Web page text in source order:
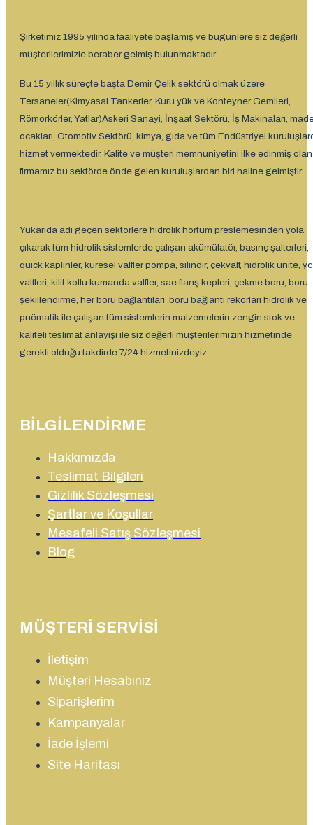
Şirketimiz 1995 yılında faaliyete başlamış ve bugünlere siz değerli
müşterilerimizle beraber gelmiş bulunmaktadır.
Bu 15 yıllık süreçte başta Demir Çelik sektörü olmak üzere
Tersaneler(Kimyasal Tankerler, Kuru yük ve Konteyner Gemileri,
Römorkörler, Yatlar)Askeri Sanayi, İnşaat Sektörü, İş Makinaları,
ocakları, Otomotiv Sektörü, kimya, gıda ve tüm Endüstriyel
hizmet vermektedir. Kalite ve müşteri memnuniyetini ilke edinmiş olan
firmamız bu sektörde önde gelen kuruluşlardan biri haline gelmiştir.
Yukarıda adı geçen sektörlere hidrolik hortum preslemesinden yola
çıkarak tüm hidrolik sistemlerde çalışan akümülatör, basınç şalterleri,
quick kaplinler, küresel valfler pompa, silindir, çekvalf, hidrolik ünite,
valfleri, kilit kollu kumanda valfler, sae flanş kepleri, çekme boru, boru
şekillendirme, her boru bağlantıları ,boru bağlantı rekorları hidrolik ve
pnömatik ile çalışan tüm sistemlerin malzemelerin zengin stok ve
kaliteli teslimat anlayışı ile siz değerli müşterilerimizin hizmetinde
gerekli olduğu takdirde 7/24 hizmetinizdeyiz.
BILGILENDIRME
Hakkımızda
Teslimat Bilgileri
Gizlilik Sözleşmesi
Şartlar ve Koşullar
Mesafeli Satış Sözleşmesi
Blog
MÜŞTERI SERVISI
İletişim
Müşteri Hesabınız
Siparişlerim
Kampanyalar
İade İşlemi
Site Haritası